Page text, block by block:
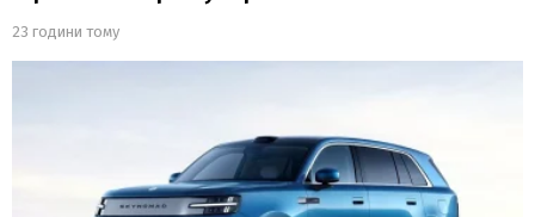
23 години тому